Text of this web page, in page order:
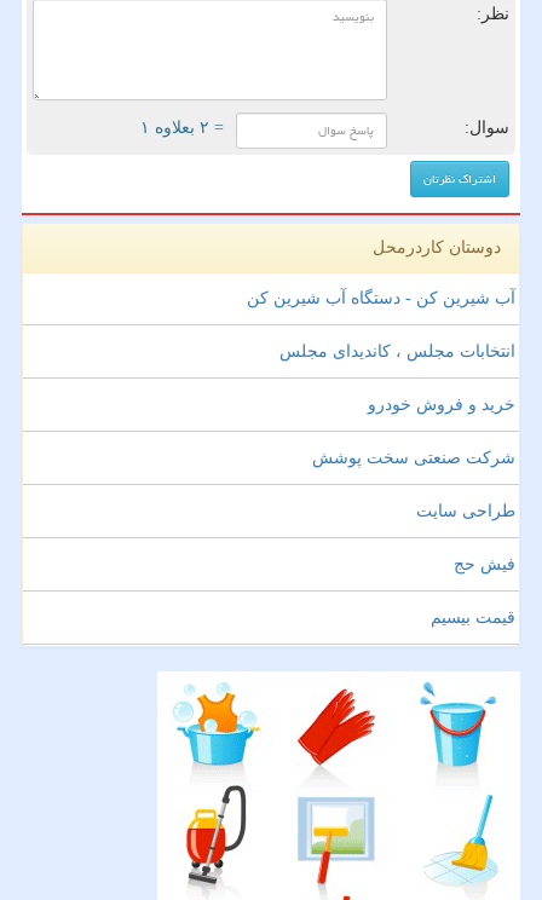
نظر:
سوال: = ۲ بعلاوه ۱
دوستان کاردرمحل
آب شیرین کن - دستگاه آب شیرین کن
انتخابات مجلس ، کاندیدای مجلس
خرید و فروش خودرو
شرکت صنعتی سخت پوشش
طراحی سایت
فیش حج
قیمت بیسیم